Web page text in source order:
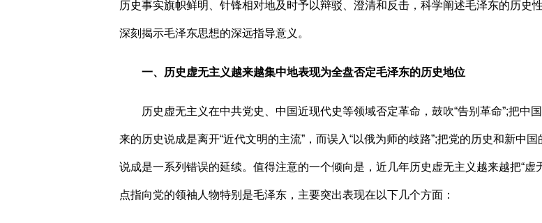
历史事实旗帜鲜明、针锋相对地及时予以辩驳、澄清和反击，科学阐述毛泽东的历史性
深刻揭示毛泽东思想的深远指导意义。
一、历史虚无主义越来越集中地表现为全盘否定毛泽东的历史地位
历史虚无主义在中共党史、中国近现代史等领域否定革命，鼓吹“告别革命”;把中
来的历史说成是离开“近代文明的主流”，而误入“以俄为师的歧路”;把党的历史和新中国
说成是一系列错误的延续。值得注意的一个倾向是，近几年历史虚无主义越来越把“虚
点指向党的领袖人物特别是毛泽东，主要突出表现在以下几个方面：